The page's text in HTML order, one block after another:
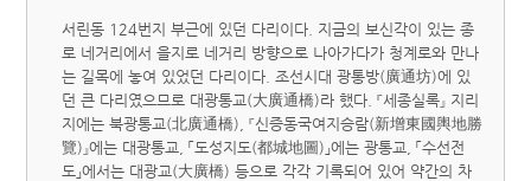
서린동 124번지 부근에 있던 다리이다. 지금의 보신각이 있는 종
로 네거리에서 을지로 네거리 방향으로 나아가다가 청계로와 만나
는 길목에 놓여 있었던 다리이다. 조선시대 광통방(廣通坊)에 있
던 큰 다리였으므로 대광통교(大廣通橋)라 했다. 『세종실록』 지리
지에는 북광통교(北廣通橋), 『신증동국여지승람(新增東國輿地勝
覽)』에는 대광통교, 「도성지도(都城地圖)」에는 광통교, 「수선전
도」에서는 대광교(大廣橋) 등으로 각각 기록되어 있어 약간의 차